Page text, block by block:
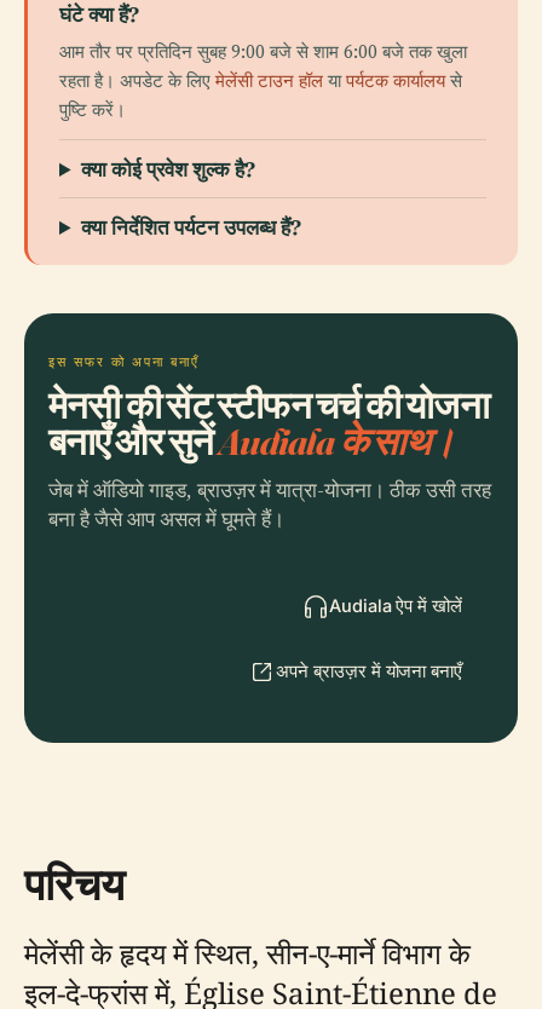
घंटे क्या हैं?
आम तौर पर प्रतिदिन सुबह 9:00 बजे से शाम 6:00 बजे तक खुला
रहता है। अपडेट के लिएमेलेंसी टाउन हॉलयापर्यटक कार्यालयसे
पुष्टि करें।
क्या कोई प्रवेश शुल्क है?
क्या निर्देशित पर्यटन उपलब्ध हैं?
इस सफर को अपना बनाएँ
मेनसी की सेंट स्टीफन चर्च की योजना
बनाएँ और सुनेंAudiala के साथ।
जेब में ऑडियो गाइड, ब्राउज़र में यात्रा-योजना। ठीक उसी तरह
बना है जैसे आप असल में घूमते हैं।
Audiala ऐप में खोलें
अपने ब्राउज़र में योजना बनाएँ
परिचय
मेलेंसी के हृदय में स्थित, सीन-ए-मार्ने विभाग के
इल-दे-फ्रांस में, Église Saint-Étienne de